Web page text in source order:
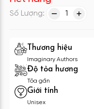
Số Lượng: 1
Thương hiệu
Imaginary Authors
Độ tỏa hương
Tỏa gần
Giới tính
Unisex